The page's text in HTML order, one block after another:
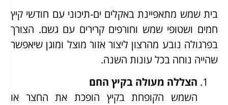
בית שמש מתאפיינת באקלים ים-תיכוני עם חודשי קיץ
חמים ושטופי שמש וחורפים קרירים עם גשם. הצורך
בפרגולה נובע מהרצון ליצור אזור מוצל ומוגן שיאפשר
שהייה נוחה בכל עונות השנה.
הצללה מעולה בקיץ החם
השמש הקופחת בקיץ הופכת את החצר או